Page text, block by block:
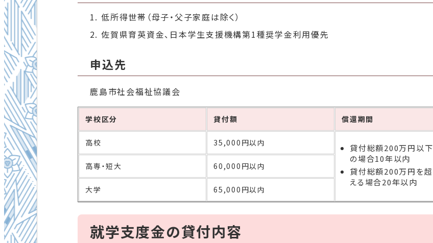
低所得世帯（母子・父子家庭は除く）
佐賀県育英資金、日本学生支援機構第1種奨学金利用優先
申込先
鹿島市社会福祉協議会
学校区分 貸付額 償還期間
高校 35,000円以内
貸付総額200万円以下
の場合10年以内
貸付総額200万円を超
える場合20年以内
高専・短大 60,000円以内
大学 65,000円以内
就学支度金の貸付内容